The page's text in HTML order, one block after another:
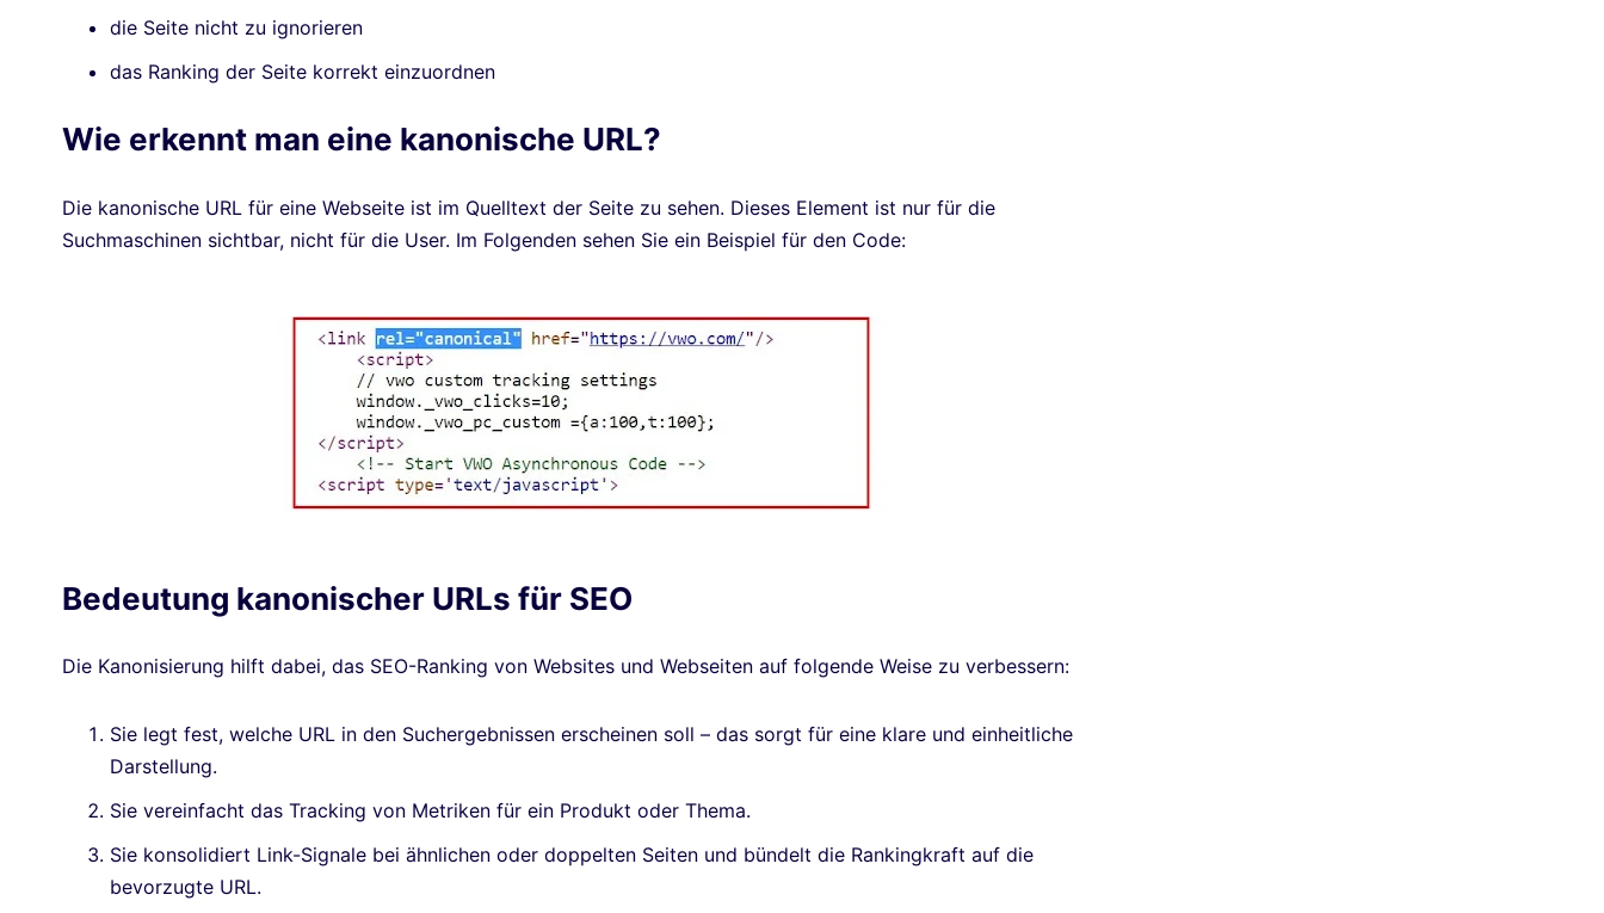
die Seite nicht zu ignorieren
das Ranking der Seite korrekt einzuordnen
Wie erkennt man eine kanonische URL?
Die kanonische URL für eine Webseite ist im Quelltext der Seite zu sehen. Dieses Element ist nur für die
Suchmaschinen sichtbar, nicht für die User. Im Folgenden sehen Sie ein Beispiel für den Code:
Bedeutung kanonischer URLs für SEO
Die Kanonisierung hilft dabei, das SEO-Ranking von Websites und Webseiten auf folgende Weise zu verbessern:
Sie legt fest, welche URL in den Suchergebnissen erscheinen soll – das sorgt für eine klare und einheitliche
Darstellung.
Sie vereinfacht das Tracking von Metriken für ein Produkt oder Thema.
Sie konsolidiert Link-Signale bei ähnlichen oder doppelten Seiten und bündelt die Rankingkraft auf die
bevorzugte URL.